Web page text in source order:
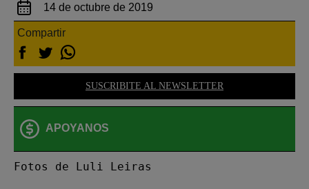
14 de octubre de 2019
Compartir
SUSCRIBITE AL NEWSLETTER
APOYANOS
Fotos de Luli Leiras